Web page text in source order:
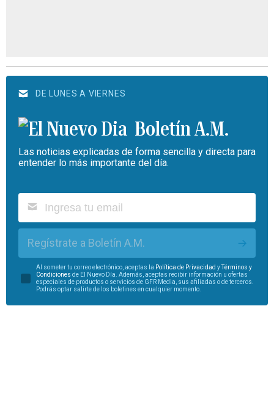
DE LUNES A VIERNES
Boletín A.M.
Las noticias explicadas de forma sencilla y directa para
entender lo más importante del día.
Regístrate a Boletín A.M.
Al someter tu correo electrónico, aceptas la Política de Privacidad yTérminos y
Condiciones de El Nuevo Día. Además, aceptas recibir información u ofertas
especiales de productos o servicios de GFR Media, sus afiliadas o de terceros.
Podrás optar salirte de los boletines en cualquier momento.